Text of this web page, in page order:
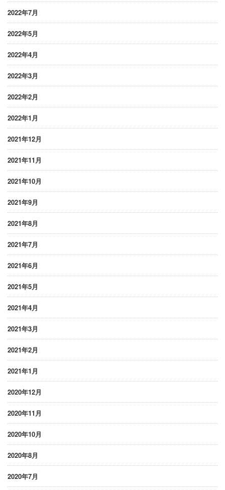
2022年7月
2022年5月
2022年4月
2022年3月
2022年2月
2022年1月
2021年12月
2021年11月
2021年10月
2021年9月
2021年8月
2021年7月
2021年6月
2021年5月
2021年4月
2021年3月
2021年2月
2021年1月
2020年12月
2020年11月
2020年10月
2020年8月
2020年7月